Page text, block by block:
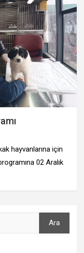
hayvanlarına için
02 Aralık
Ara